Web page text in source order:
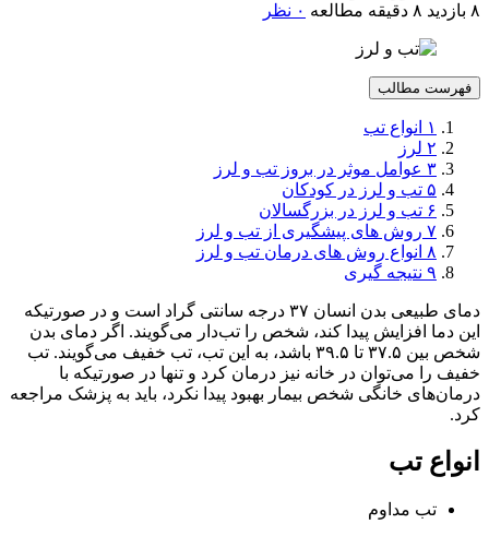
۸ بازدید
۸ دقیقه مطالعه ۰ نظر
فهرست مطالب
۱
انواع تب
۲ لرز
۳ عوامل موثر در بروز تب و لرز
۵ تب و لرز در کودکان
۶ تب و لرز در بزرگسالان
۷ روش های پیشگیری از تب و لرز
۸ انواع روش های درمان تب و لرز
۹ نتیجه گیری
دمای طبیعی بدن انسان ۳۷ درجه سانتی گراد است و در صورتیکه
این دما افزایش پیدا کند، شخص را تب‌دار می‌گویند. اگر دمای بدن
شخص بین ۳۷.۵ تا ۳۹.۵ باشد، به این تب، تب خفیف می‌گویند. تب
خفیف را می‌توان در خانه نیز درمان کرد و تنها در صورتیکه با
درمان‌های خانگی شخص بیمار بهبود پیدا نکرد، باید به پزشک مراجعه
کرد.
انواع تب
تب مداوم